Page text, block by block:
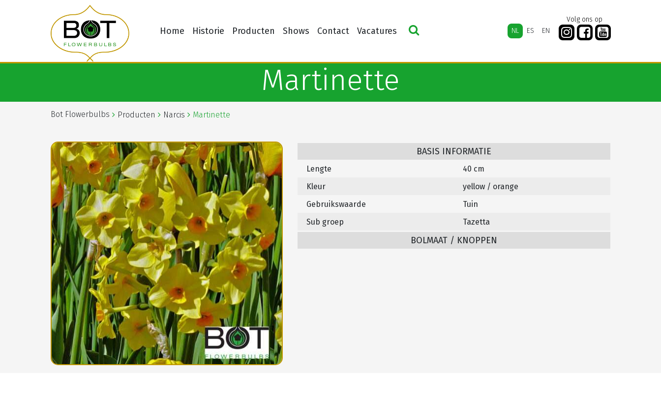
Home Historie Producten Shows Contact Vacatures NL ES EN
Volg ons op
Martinette
Bot Flowerbulbs Producten Narcis Martinette
BASIS INFORMATIE
Lengte
40 cm
Kleur
yellow / orange
Gebruikswaarde
Tuin
Sub groep
Tazetta
BOLMAAT / KNOPPEN